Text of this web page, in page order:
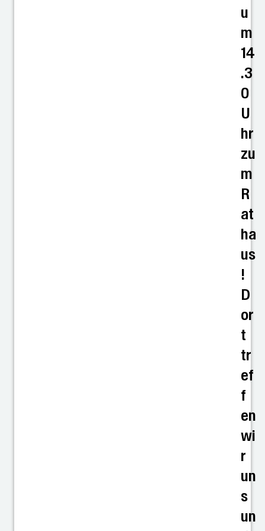
u
m
14
.3
0
U
hr
zu
m
R
at
ha
us
!
D
or
t
tr
ef
f
en
wi
r
un
s
un